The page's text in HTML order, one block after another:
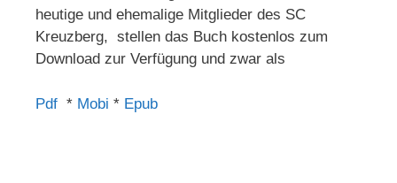
heutige und ehemalige Mitglieder des SC
Kreuzberg, stellen das Buch kostenlos zum
Download zur Verfügung und zwar als
Pdf * Mobi * Epub